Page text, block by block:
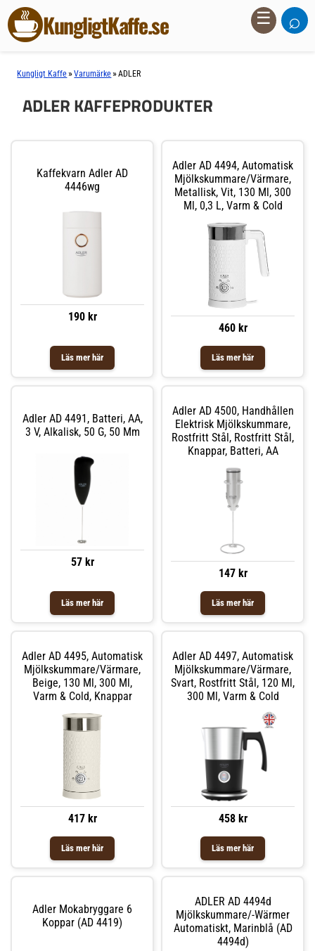
KungligtKaffe.se ☰ ⌕
Kungligt Kaffe »Varumärke »ADLER
ADLER KAFFEPRODUKTER
Kaffekvarn Adler AD
4446wg
190 kr
Läs mer här
Adler AD 4494, Automatisk
Mjölkskummare/värmare,
Metallisk, Vit, 130 Ml, 300
Ml, 0,3 L, Varm & Cold
460 kr
Läs mer här
Adler AD 4491, Batteri, AA,
3 V, Alkalisk, 50 G, 50 Mm
57 kr
Läs mer här
Adler AD 4500, Handhållen
Elektrisk Mjölkskummare,
Rostfritt Stål, Rostfritt Stål,
Knappar, Batteri, AA
147 kr
Läs mer här
Adler AD 4495, Automatisk
Mjölkskummare/värmare,
Beige, 130 Ml, 300 Ml,
Varm & Cold, Knappar
417 kr
Läs mer här
Adler AD 4497, Automatisk
Mjölkskummare/värmare,
Svart, Rostfritt Stål, 120 Ml,
300 Ml, Varm & Cold
458 kr
Läs mer här
Adler Mokabryggare 6
Koppar (AD 4419)
ADLER AD 4494d
Mjölkskummare/-Wärmer
Automatiskt, Marinblå (AD
4494d)